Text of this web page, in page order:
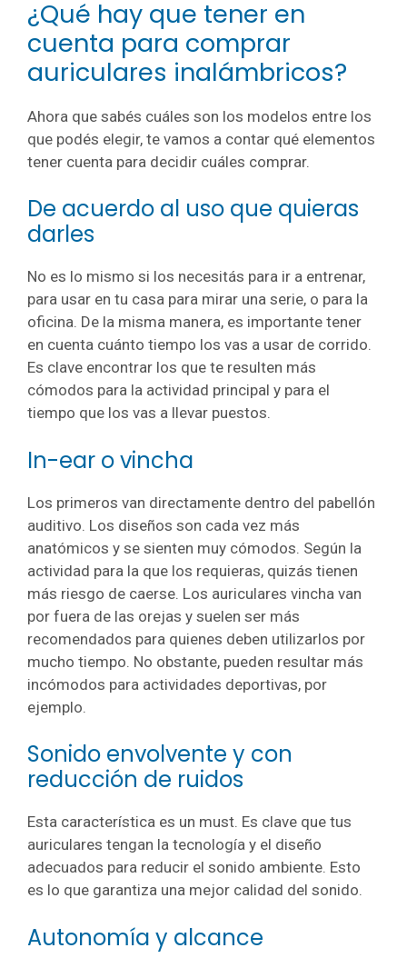
¿Qué hay que tener en
cuenta para comprar
auriculares inalámbricos?
Ahora que sabés cuáles son los modelos entre los
que podés elegir, te vamos a contar qué elementos
tener cuenta para decidir cuáles comprar.
De acuerdo al uso que quieras
darles
No es lo mismo si los necesitás para ir a entrenar,
para usar en tu casa para mirar una serie, o para la
oficina. De la misma manera, es importante tener
en cuenta cuánto tiempo los vas a usar de corrido.
Es clave encontrar los que te resulten más
cómodos para la actividad principal y para el
tiempo que los vas a llevar puestos.
In-ear o vincha
Los primeros van directamente dentro del pabellón
auditivo. Los diseños son cada vez más
anatómicos y se sienten muy cómodos. Según la
actividad para la que los requieras, quizás tienen
más riesgo de caerse. Los auriculares vincha van
por fuera de las orejas y suelen ser más
recomendados para quienes deben utilizarlos por
mucho tiempo. No obstante, pueden resultar más
incómodos para actividades deportivas, por
ejemplo.
Sonido envolvente y con
reducción de ruidos
Esta característica es un must. Es clave que tus
auriculares tengan la tecnología y el diseño
adecuados para reducir el sonido ambiente. Esto
es lo que garantiza una mejor calidad del sonido.
Autonomía y alcance